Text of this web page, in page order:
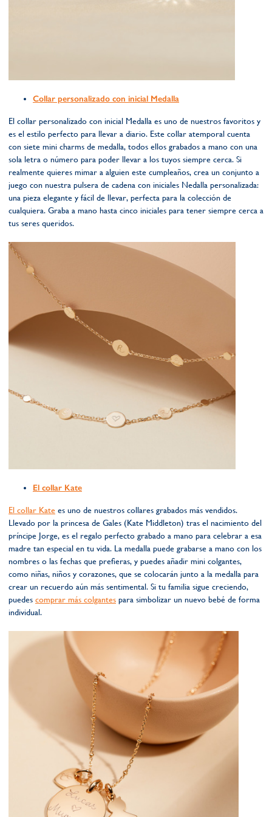
Collar personalizado con inicial Medalla
El collar personalizado con inicial Medalla es uno de nuestros favoritos y
es el estilo perfecto para llevar a diario. Este collar atemporal cuenta
con siete mini charms de medalla, todos ellos grabados a mano con una
sola letra o número para poder llevar a los tuyos siempre cerca. Si
realmente quieres mimar a alguien este cumpleaños, crea un conjunto a
juego con nuestra pulsera de cadena con iniciales Nedalla personalizada:
una pieza elegante y fácil de llevar, perfecta para la colección de
cualquiera. Graba a mano hasta cinco iniciales para tener siempre cerca a
tus seres queridos.
El collar Kate
El collar Kate es uno de nuestros collares grabados más vendidos.
Llevado por la princesa de Gales (Kate Middleton) tras el nacimiento del
príncipe Jorge, es el regalo perfecto grabado a mano para celebrar a esa
madre tan especial en tu vida. La medalla puede grabarse a mano con los
nombres o las fechas que prefieras, y puedes añadir mini colgantes,
como niñas, niños y corazones, que se colocarán junto a la medalla para
crear un recuerdo aún más sentimental. Si tu familia sigue creciendo,
puedes comprar más colgantes para simbolizar un nuevo bebé de forma
individual.